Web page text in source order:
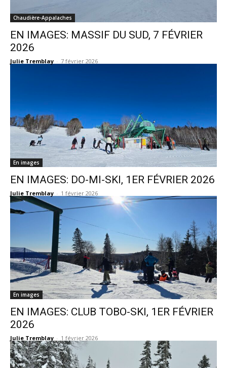
Chaudière-Appalaches
EN IMAGES: MASSIF DU SUD, 7 FÉVRIER
2026
Julie Tremblay - 7 février 2026
En images
EN IMAGES: DO-MI-SKI, 1ER FÉVRIER 2026
Julie Tremblay - 1 février 2026
En images
EN IMAGES: CLUB TOBO-SKI, 1ER FÉVRIER
2026
Julie Tremblay - 1 février 2026